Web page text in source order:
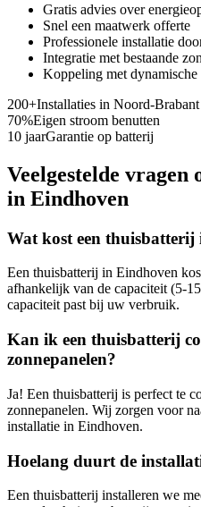
Gratis advies over
Snel een maatwerk offerte
Professionele installatie
Integratie met bestaande
Koppeling met dynamische
200+Installaties in Noord-Brabant
70%Eigen stroom benutten
10 jaarGarantie op batterij
Veelgestelde
in Eindhoven
Wat kost een thuisbatterij
Een thuisbatterij in Eindhoven
afhankelijk van de capaciteit (5-
capaciteit past bij uw verbruik.
Kan ik een thuisbatterij
zonnepanelen?
Ja! Een thuisbatterij is perfect te
zonnepanelen. Wij zorgen voor
installatie in Eindhoven.
Hoelang duurt de
Een thuisbatterij installeren we